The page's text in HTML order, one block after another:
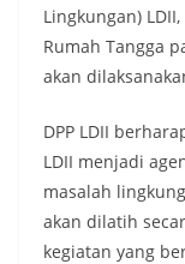
Lingkungan)
Rumah Tangga
akan
DPP LDII
LDII menjadi
masalah
akan dilatih
kegiatan yang